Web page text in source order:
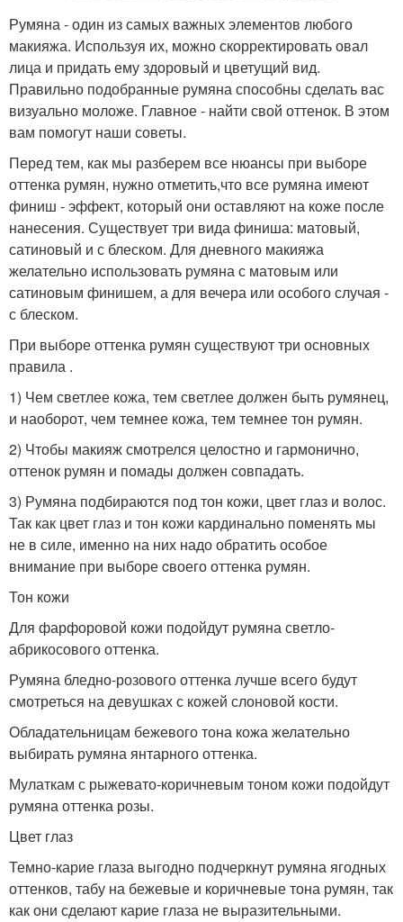
Румяна - один из самых важных элементов любого
макияжа. Используя их, можно скорректировать овал
лица и придать ему здоровый и цветущий вид.
Правильно подобранные румяна способны сделать вас
визуально моложе. Главное - найти свой оттенок. В этом
вам помогут наши советы.
Перед тем, как мы разберем все нюансы при выборе
оттенка румян, нужно отметить,что все румяна имеют
финиш - эффект, который они оставляют на коже после
нанесения. Существует три вида финиша: матовый,
сатиновый и с блеском. Для дневного макияжа
желательно использовать румяна с матовым или
сатиновым финишем, а для вечера или особого случая -
с блеском.
При выборе оттенка румян существуют три основных
правила .
1) Чем светлее кожа, тем светлее должен быть румянец,
и наоборот, чем темнее кожа, тем темнее тон румян.
2) Чтобы макияж смотрелся целостно и гармонично,
оттенок румян и помады должен совпадать.
3) Румяна подбираются под тон кожи, цвет глаз и волос.
Так как цвет глаз и тон кожи кардинально поменять мы
не в силе, именно на них надо обратить особое
внимание при выборе cвоего оттенка румян.
Тон кожи
Для фарфоровой кожи подойдут румяна светло-
абрикосового оттенка.
Румяна бледно-розового оттенка лучше всего будут
смотреться на девушках с кожей слоновой кости.
Обладательницам бежевого тона кожа желательно
выбирать румяна янтарного оттенка.
Мулаткам с рыжевато-коричневым тоном кожи подойдут
румяна оттенка розы.
Цвет глаз
Темно-карие глаза выгодно подчеркнут румяна ягодных
оттенков, табу на бежевые и коричневые тона румян, так
как они сделают карие глаза не выразительными.